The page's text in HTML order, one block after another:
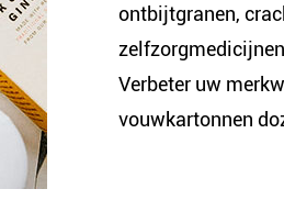
ontbijtgranen,
Verbeter uw
vouwkartonnen